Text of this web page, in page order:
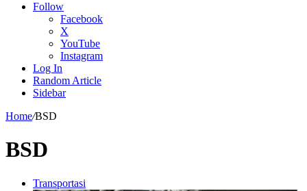
Follow
Facebook
X
YouTube
Instagram
Log In
Random Article
Sidebar
Home/BSD
BSD
Transportasi